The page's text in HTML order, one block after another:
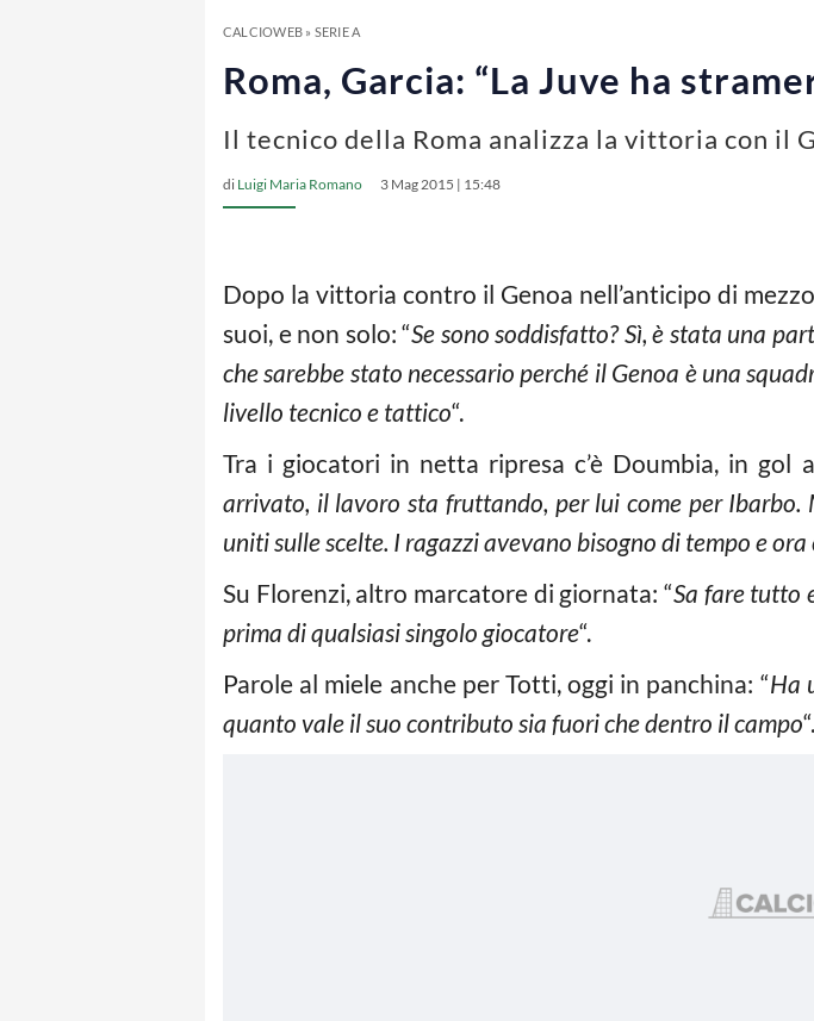
CALCIOWEB» SERIE A
Roma, Garcia: “La Juve ha
Il tecnico della Roma analizza la vittoria con il
di Luigi Maria Romano 3 Mag 2015 | 15:48
Dopo la vittoria contro il Genoa nell’anticipo di
suoi, e non solo: “Se sono soddisfatto? Sì, è stata una
che sarebbe stato necessario perché il Genoa è una
livello tecnico e tattico“.
Tra i giocatori in netta ripresa c’è Doumbia, in gol
arrivato, il lavoro sta fruttando, per lui come per
uniti sulle scelte. I ragazzi avevano bisogno di tempo e
Su Florenzi, altro marcatore di giornata: “Sa fare tutto
prima di qualsiasi singolo giocatore“.
Parole al miele anche per Totti, oggi in panchina: “Ha
quanto vale il suo contributo sia fuori che dentro il campo“.